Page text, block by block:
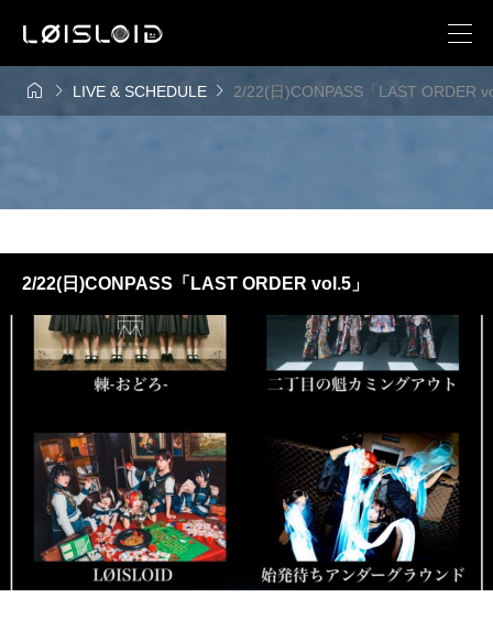
  LIVE & SCHEDULE  2/22(日)CONPASS「LAST ORDER
2/22(日)CONPASS「LAST ORDER vol.5」